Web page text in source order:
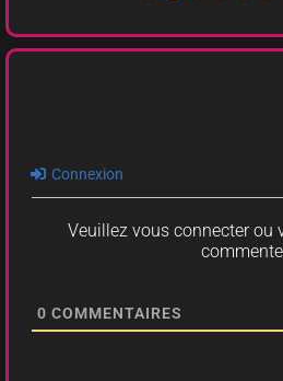
Connexion
Veuillez vous connecter ou
0 COMMENTAIRES